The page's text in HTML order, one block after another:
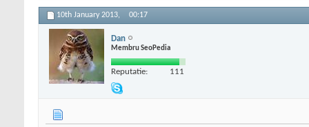
10th January 2013, 00:17
Dan
Membru SeoPedia
Reputatie: 111